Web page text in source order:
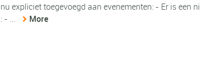
nu expliciet toegevoegd aan evenementen: - Er is
: - ...
More